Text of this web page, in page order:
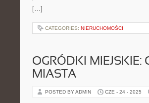
[…]
CATEGORIES: NIERUCHOMOŚCI
OGRÓDKI MIEJSKIE:
MIASTA
POSTED BY ADMIN CZE - 24 - 2025